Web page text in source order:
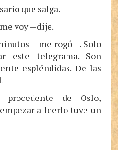
que salga.
voy —dije.
—me rogó—. Solo
este telegrama. Son
espléndidas. De las
de Oslo,
a leerlo tuve un